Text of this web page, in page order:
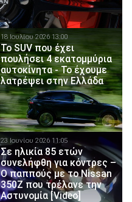
18 Ιουλίου 2026 13:00
Το SUV που έχει
πουλήσει 4 εκατομμύρια
αυτοκίνητα - Το έχουμε
λατρέψει στην Ελλάδα
23 Ιουνίου 2026 11:05
Σε ηλικία 85 ετών
συνελήφθη για κόντρες –
Ο παππούς με το Nissan
350Z που τρέλανε την
Αστυνομία [Video]